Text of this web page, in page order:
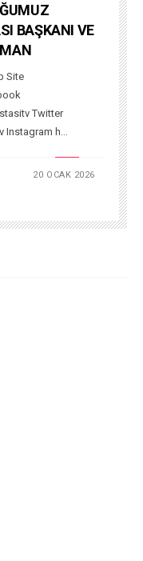
BAŞKANI VE
Site
Twitter
h...
20 OCAK 2026